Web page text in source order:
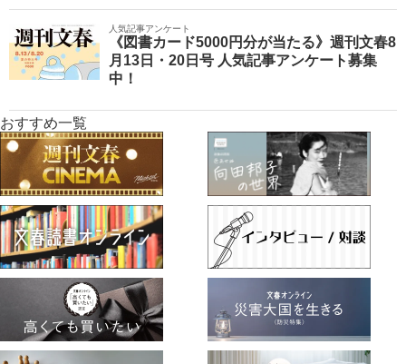
人気記事アンケート
《図書カード5000円分が当たる》週刊文春8
月13日・20日号 人気記事アンケート募集
中！
おすすめ一覧